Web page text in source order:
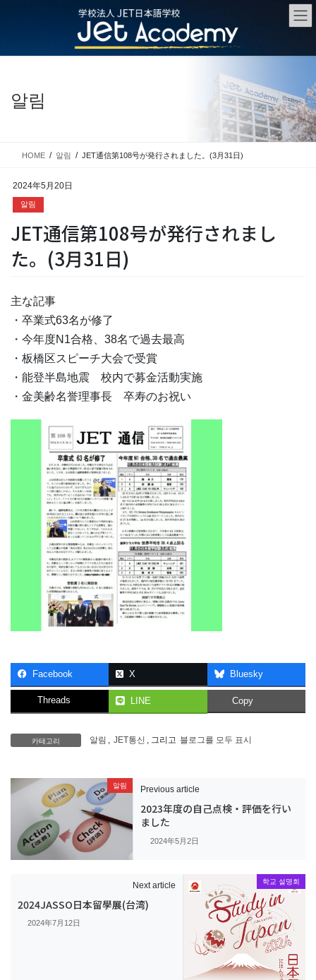
알림
HOME 알림 JET通信第108号が発行されました。(3月31日)
2024年5月20日
알림
JET通信第108号が発行されまし
た。(3月31日)
主な記事
・卒業式63名が修了
・今年度N1合格、38名で過去最高
・板橋区スピーチ大会で受賞
・能登半島地震 校内で募金活動実施
・金美齢名誉理事長 卒寿のお祝い
Facebook X Bluesky
Threads LINE Copy
카테고리 알림 , JET통신 , 그리고 블로그를 모두 표시
알림 Previous article
2023年度の自己点検・評価を行い
ました
2024年5月2日
학교 설명회
Next article
2024JASSO日本留學展(台湾)
2024年7月12日